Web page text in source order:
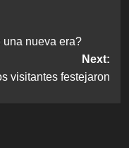
nueva era?
Next:
visitantes festejaron